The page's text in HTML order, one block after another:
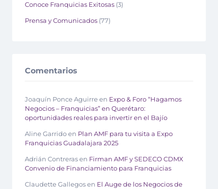
Conoce Franquicias Exitosas (3)
Prensa y Comunicados (77)
Comentarios
Joaquín Ponce Aguirreen Expo & Foro “Hagamos
Negocios – Franquicias” en Querétaro:
oportunidades reales para invertir en el Bajío
Aline Garridoen Plan AMF para tu visita a Expo
Franquicias Guadalajara 2025
Adrián Contrerasen Firman AMF y SEDECO CDMX
Convenio de Financiamiento para Franquicias
Claudette Gallegosen El Auge de los Negocios de